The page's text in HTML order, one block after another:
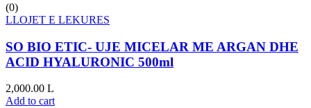
(0)
LLOJET E LEKURES
SO BIO ETIC- UJE MICELAR ME ARGAN DHE
ACID HYALURONIC 500ml
2,000.00 L
Add to cart